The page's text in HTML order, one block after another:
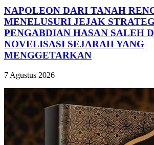
NAPOLEON DARI TANAH
MENELUSURI JEJAK
PENGABDIAN HASAN SALEH
NOVELISASI SEJARAH YANG
MENGGETARKAN
7 Agustus 2026